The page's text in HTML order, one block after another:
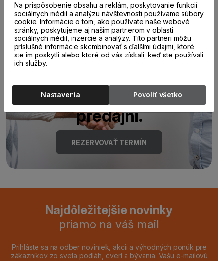
Poraďte sa s
odborníkom u nás na
predajni.
REZERVOVAŤ TERMÍN
Najdôležitejšie novinky
priamo na váš mail
Prihláste sa na odber noviniek, akcií a výhodných ponúk pre
zákazníkov zo sveta podláh, dverí a bývania. Vašu e-mailovú
Na prispôsobenie obsahu a reklám, poskytovanie funkcií
sociálnych médií a analýzu návštevnosti používame súbory
cookie. Informácie o tom, ako používate naše webové
stránky, poskytujeme aj našim partnerom v oblasti
sociálnych médií, inzercie a analýzy. Títo partneri môžu
príslušné informácie skombinovať s ďalšími údajmi, ktoré
ste im poskytli alebo ktoré od vás získali, keď ste používali
ich služby.
Nastavenia Povoliť všetko